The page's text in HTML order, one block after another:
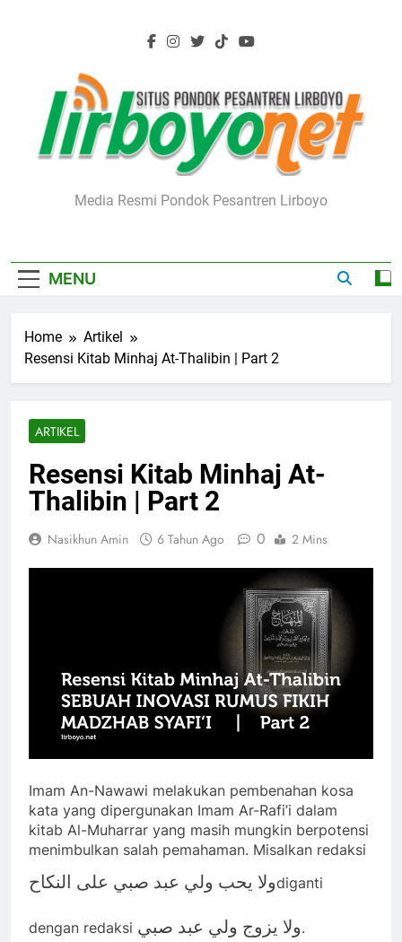
Lirboyo.net
Media Resmi Pondok Pesantren Lirboyo
MENU
Home
Artikel
Resensi Kitab Minhaj At-Thalibin | Part 2
ARTIKEL
Resensi Kitab Minhaj At-
Thalibin | Part 2
Nasikhun Amin 6 Tahun Ago 0 2 Mins
Imam An-Nawawi melakukan pembenahan kosa
kata yang dipergunakan Imam Ar-Rafi’i dalam
kitab Al-Muharrar yang masih mungkin berpotensi
menimbulkan salah pemahaman. Misalkan redaksi
ولا يحب ولي عبد صبي على النكاحdiganti
dengan redaksi ولا يزوج ولي عبد صبي.